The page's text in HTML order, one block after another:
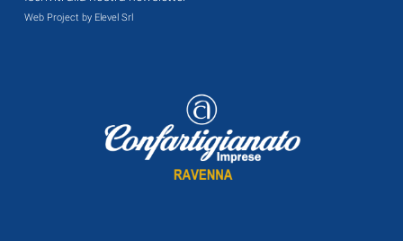
Web Project by Elevel Srl